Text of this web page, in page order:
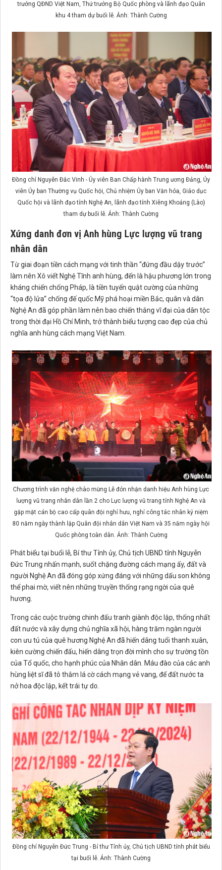
trưởng QĐND Việt Nam, Thứ trưởng Bộ Quốc phòng và lãnh đạo Quân
khu 4 tham dự buổi lễ. Ảnh: Thành Cường
Đồng chí Nguyễn Đắc Vinh - Ủy viên Ban Chấp hành Trung ương Đảng, Ủy
viên Ủy ban Thường vụ Quốc hội, Chủ nhiệm Ủy ban Văn hóa, Giáo dục
Quốc hội và lãnh đạo tỉnh Nghệ An, lãnh đạo tỉnh Xiêng Khoảng (Lào)
tham dự buổi lễ. Ảnh: Thành Cường
Xứng danh đơn vị Anh hùng Lực lượng vũ trang
nhân dân
Từ giai đoạn tiền cách mạng với tinh thần “đứng đầu dậy trước”
làm nên Xô viết Nghệ Tĩnh anh hùng, đến là hậu phương lớn trong
kháng chiến chống Pháp, là tiền tuyến quật cường của những
“tọa độ lửa” chống đế quốc Mỹ phá hoại miền Bắc, quân và dân
Nghệ An đã góp phần làm nên bao chiến thắng vĩ đại của dân tộc
trong thời đại Hồ Chí Minh, trở thành biểu tượng cao đẹp của chủ
nghĩa anh hùng cách mạng Việt Nam.
Chương trình văn nghệ chào mừng Lễ đón nhận danh hiệu Anh hùng Lực
lượng vũ trang nhân dân lần 2 cho Lực lượng vũ trang tỉnh Nghệ An và
gặp mặt cán bộ cao cấp quân đội nghỉ hưu, nghỉ công tác nhân kỷ niệm
80 năm ngày thành lập Quân đội nhân dân Việt Nam và 35 năm ngày hội
Quốc phòng toàn dân. Ảnh: Thành Cường
Phát biểu tại buổi lễ, Bí thư Tỉnh ủy, Chủ tịch UBND tỉnh Nguyễn
Đức Trung nhấn mạnh, suốt chặng đường cách mạng ấy, đất và
người Nghệ An đã đóng góp xứng đáng với những dấu son không
thể phai mờ, viết nên những truyền thống rạng ngời của quê
hương.
Trong các cuộc trường chinh đấu tranh giành độc lập, thống nhất
đất nước và xây dựng chủ nghĩa xã hội, hàng trăm ngàn người
con ưu tú của quê hương Nghệ An đã hiến dâng tuổi thanh xuân,
kiên cường chiến đấu, hiến dâng trọn đời mình cho sự trường tồn
của Tổ quốc, cho hạnh phúc của Nhân dân. Máu đào của các anh
hùng liệt sĩ đã tô thắm lá cờ cách mạng vẻ vang, để đất nước ta
nở hoa độc lập, kết trái tự do.
Đồng chí Nguyễn Đức Trung - Bí thư Tỉnh ủy, Chủ tịch UBND tỉnh phát biểu
tại buổi lễ. Ảnh: Thành Cường